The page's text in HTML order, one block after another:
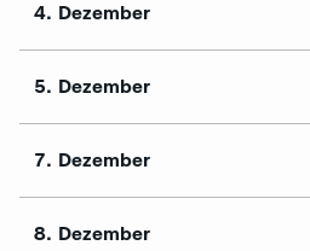
4. Dezember
5. Dezember
7. Dezember
8. Dezember